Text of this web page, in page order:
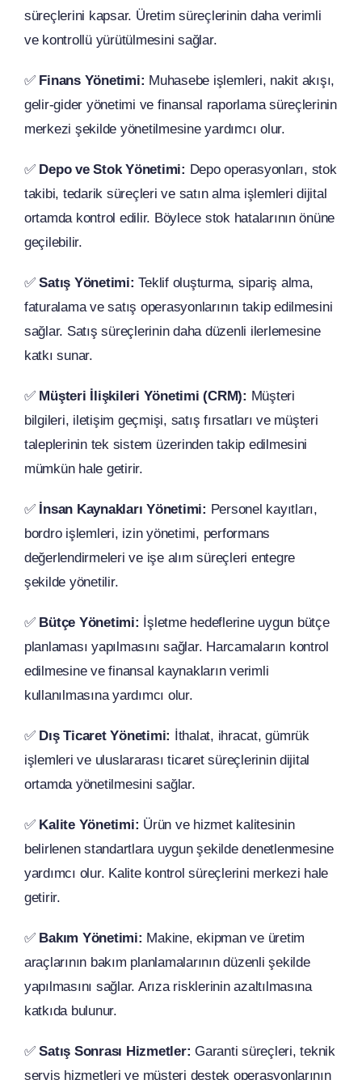
süreçlerini kapsar. Üretim süreçlerinin daha verimli
ve kontrollü yürütülmesini sağlar.
✅ Finans Yönetimi: Muhasebe işlemleri, nakit akışı,
gelir-gider yönetimi ve finansal raporlama süreçlerinin
merkezi şekilde yönetilmesine yardımcı olur.
✅ Depo ve Stok Yönetimi: Depo operasyonları, stok
takibi, tedarik süreçleri ve satın alma işlemleri dijital
ortamda kontrol edilir. Böylece stok hatalarının önüne
geçilebilir.
✅Satış Yönetimi: Teklif oluşturma, sipariş alma,
faturalama ve satış operasyonlarının takip edilmesini
sağlar. Satış süreçlerinin daha düzenli ilerlemesine
katkı sunar.
✅ Müşteri İlişkileri Yönetimi (CRM): Müşteri
bilgileri, iletişim geçmişi, satış fırsatları ve müşteri
taleplerinin tek sistem üzerinden takip edilmesini
mümkün hale getirir.
✅ İnsan Kaynakları Yönetimi: Personel kayıtları,
bordro işlemleri, izin yönetimi, performans
değerlendirmeleri ve işe alım süreçleri entegre
şekilde yönetilir.
✅ Bütçe Yönetimi: İşletme hedeflerine uygun bütçe
planlaması yapılmasını sağlar. Harcamaların kontrol
edilmesine ve finansal kaynakların verimli
kullanılmasına yardımcı olur.
✅ Dış Ticaret Yönetimi: İthalat, ihracat, gümrük
işlemleri ve uluslararası ticaret süreçlerinin dijital
ortamda yönetilmesini sağlar.
✅ Kalite Yönetimi: Ürün ve hizmet kalitesinin
belirlenen standartlara uygun şekilde denetlenmesine
yardımcı olur. Kalite kontrol süreçlerini merkezi hale
getirir.
✅ Bakım Yönetimi: Makine, ekipman ve üretim
araçlarının bakım planlamalarının düzenli şekilde
yapılmasını sağlar. Arıza risklerinin azaltılmasına
katkıda bulunur.
✅Satış Sonrası Hizmetler: Garanti süreçleri, teknik
servis hizmetleri ve müşteri destek operasyonlarının